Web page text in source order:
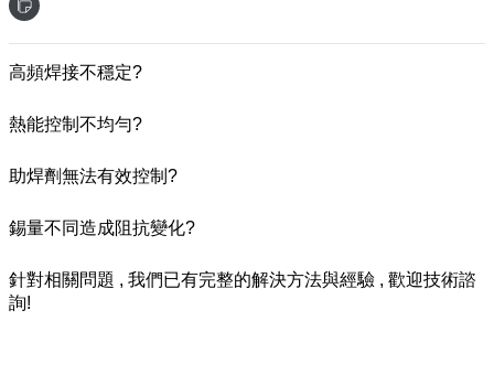
高頻焊接不穩定?
熱能控制不均勻?
助焊劑無法有效控制?
錫量不同造成阻抗變化?
針對相關問題 , 我們已有完整的解決方法與經驗 , 歡迎技術諮
詢!